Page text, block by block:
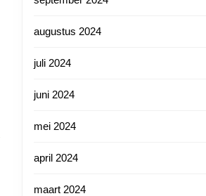
augustus 2024
juli 2024
juni 2024
mei 2024
april 2024
maart 2024